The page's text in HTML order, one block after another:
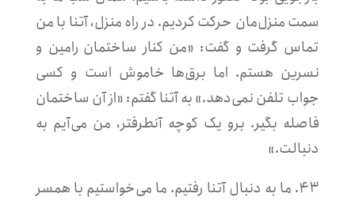
سمت منزل‌مان حرکت کردیم. در راه منزل، آتنا با من
تماس گرفت و گفت: «من کنار ساختمان رامین و
نسرین هستم. اما برق‌ها خاموش است و کسی
جواب تلفن نمی‌دهد.» به آتنا گفتم: «از آن ساختمان
فاصله بگیر. برو یک کوچه آنطرفتر، من می‌آیم به
دنبالت.»
۴۳. ما به دنبال آتنا رفتیم. ما می‌خواستیم با همسر